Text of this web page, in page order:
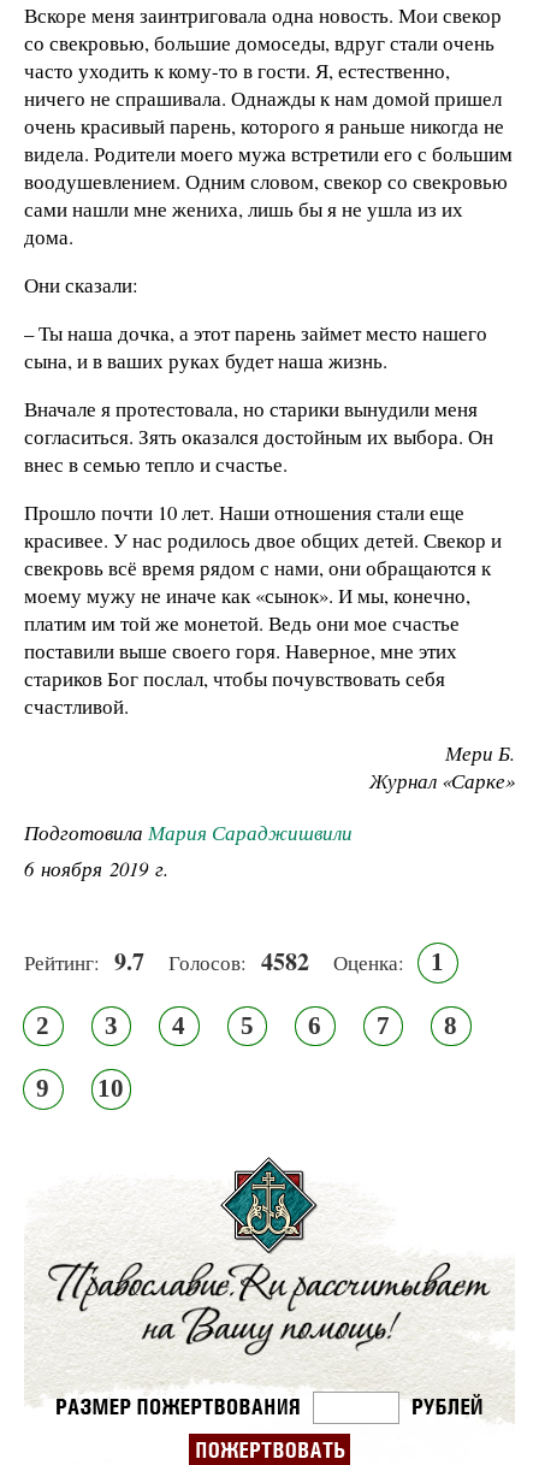
Вскоре меня заинтриговала одна новость. Мои свекор
со свекровью, большие домоседы, вдруг стали очень
часто уходить к кому-то в гости. Я, естественно,
ничего не спрашивала. Однажды к нам домой пришел
очень красивый парень, которого я раньше никогда не
видела. Родители моего мужа встретили его с большим
воодушевлением. Одним словом, свекор со свекровью
сами нашли мне жениха, лишь бы я не ушла из их
дома.
Они сказали:
– Ты наша дочка, а этот парень займет место нашего
сына, и в ваших руках будет наша жизнь.
Вначале я протестовала, но старики вынудили меня
согласиться. Зять оказался достойным их выбора. Он
внес в семью тепло и счастье.
Прошло почти 10 лет. Наши отношения стали еще
красивее. У нас родилось двое общих детей. Свекор и
свекровь всё время рядом с нами, они обращаются к
моему мужу не иначе как «сынок». И мы, конечно,
платим им той же монетой. Ведь они мое счастье
поставили выше своего горя. Наверное, мне этих
стариков Бог послал, чтобы почувствовать себя
счастливой.
Мери Б.
Журнал «Сарке»
Подготовила Мария Сараджишвили
6 ноября 2019 г.
Рейтинг: 9.7 Голосов: 4582 Оценка: 1
2 3 4 5 6 7 8
9 10